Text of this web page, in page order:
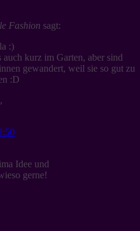
Fashion sagt:
:)
auch kurz im Garten, aber sind
gewandert, weil sie so gut zu
:D
Idee und
gerne!